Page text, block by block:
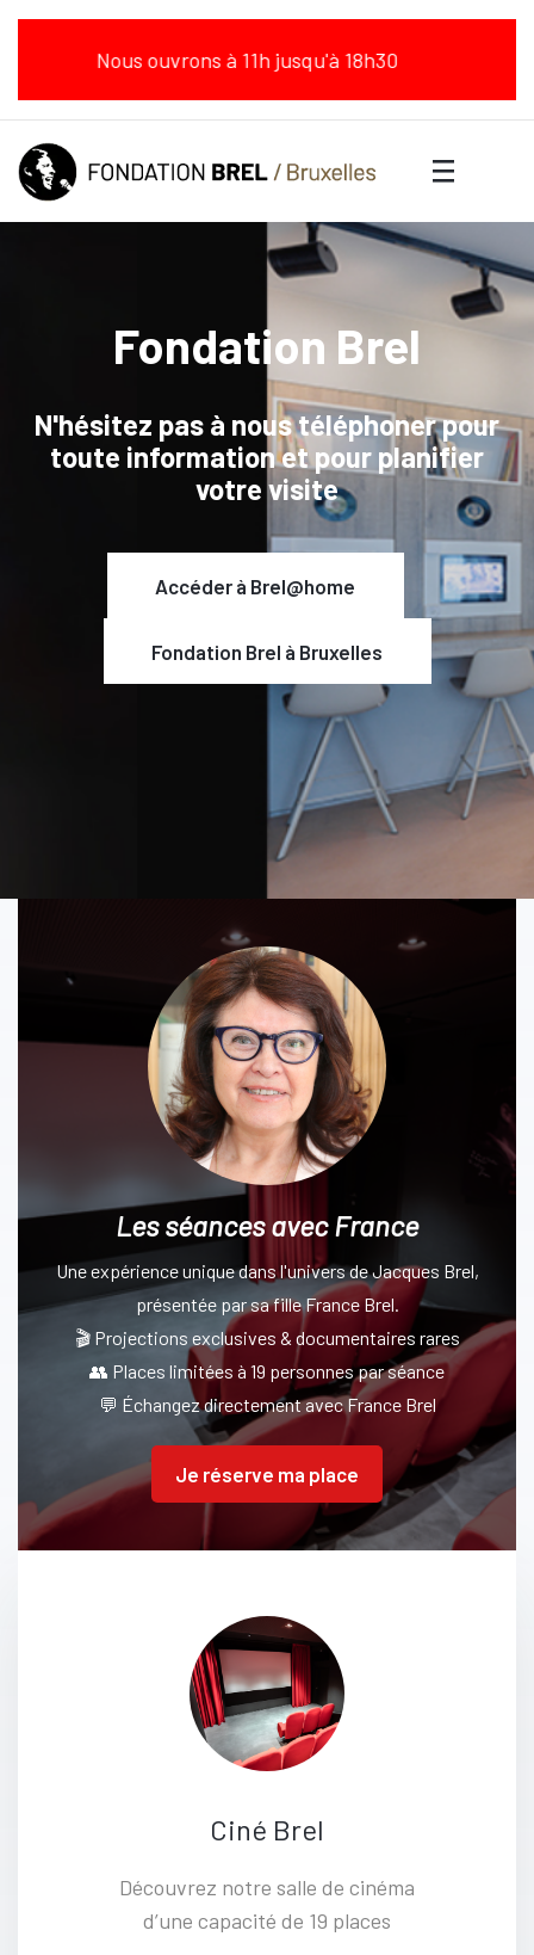
Nous ouvrons à 11h jusqu'à 18h30
Fondation Brel
N'hésitez pas à nous téléphoner pour
toute information et pour planifier
votre visite
Accéder à Brel@home
Fondation Brel à Bruxelles
Les séances avec France
Une expérience unique dans l'univers de Jacques Brel,
présentée par sa fille France Brel.
🎬 Projections exclusives & documentaires rares
👥 Places limitées à 19 personnes par séance
💬 Échangez directement avec France Brel
Je réserve ma place
Ciné Brel
Découvrez notre salle de cinéma
d’une capacité de 19 places